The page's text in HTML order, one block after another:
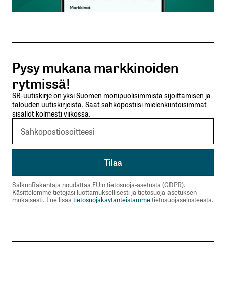
Sähköpostiosoitteesi
Tilaa SalkunRakentajan uutiskirje
Lähetä kommentti
Pysy mukana markkinoiden
rytmissä!
SR-uutiskirje on yksi Suomen monipuolisimmista sijoittamisen ja
talouden uutiskirjeistä. Saat sähköpostiisi mielenkiintoisimmat
sisällöt kolmesti viikossa.
SalkunRakentaja noudattaa EU:n tietosuoja-asetusta (GDPR).
Käsittelemme tietojasi luottamuksellisesti ja tietosuoja-asetuksen
mukaisesti. Lue lisäätietosuojakäytänteistämmetietosuojaselosteesta.